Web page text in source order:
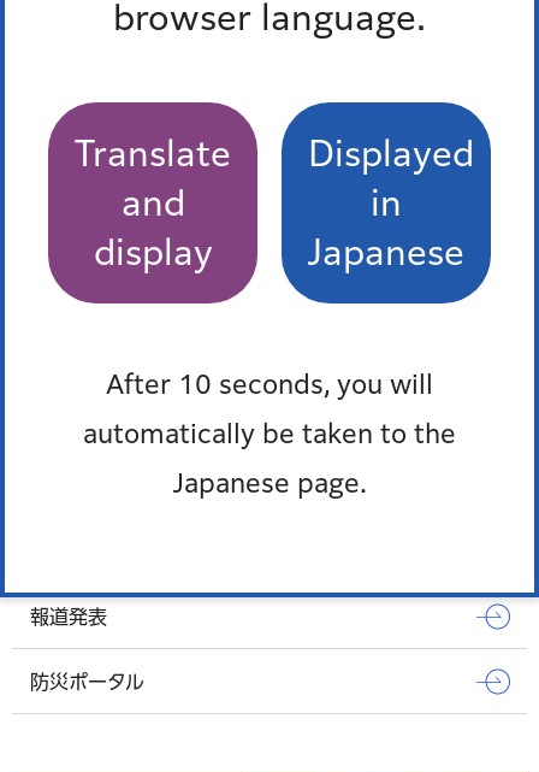
browser language.
Translate
and
display
Displayed
in
Japanese
After 10 seconds, you will
automatically be taken to the
Japanese page.
児童館・飯倉学童クラブ
センター）
子ども中高生プラザ・児童高齢者交流プラザ
子育てひろば あっぴぃ
Pick up
オンラインサービス
報道発表
防災ポータル